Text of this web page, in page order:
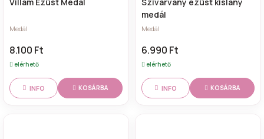
Medál
8.100 Ft
elérhető
INFO KOSÁRBA
medál
Medál
6.990 Ft
elérhető
INFO KOSÁRBA